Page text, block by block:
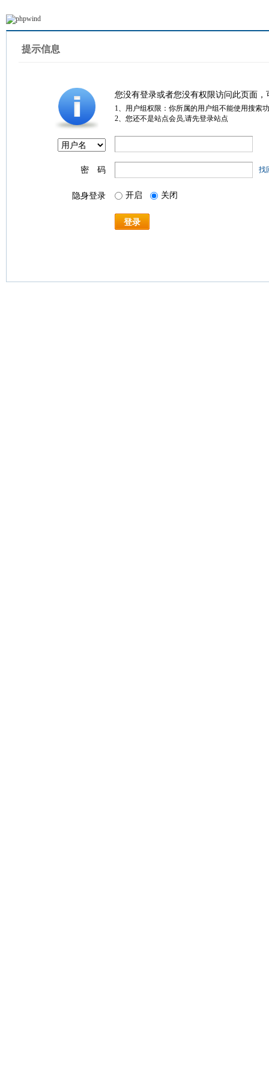
提示信息
您没有登录或者您没有权限访问此页面
1、用户组权限：你所属的用户组不能使用搜索
2、您还不是站点会员,请先登录站点
密 码 找
隐身登录 开启 关闭
登录